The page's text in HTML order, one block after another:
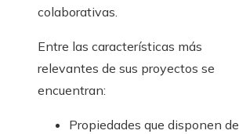
colaborativas.
Entre las características más
relevantes de sus proyectos se
encuentran:
Propiedades que disponen de